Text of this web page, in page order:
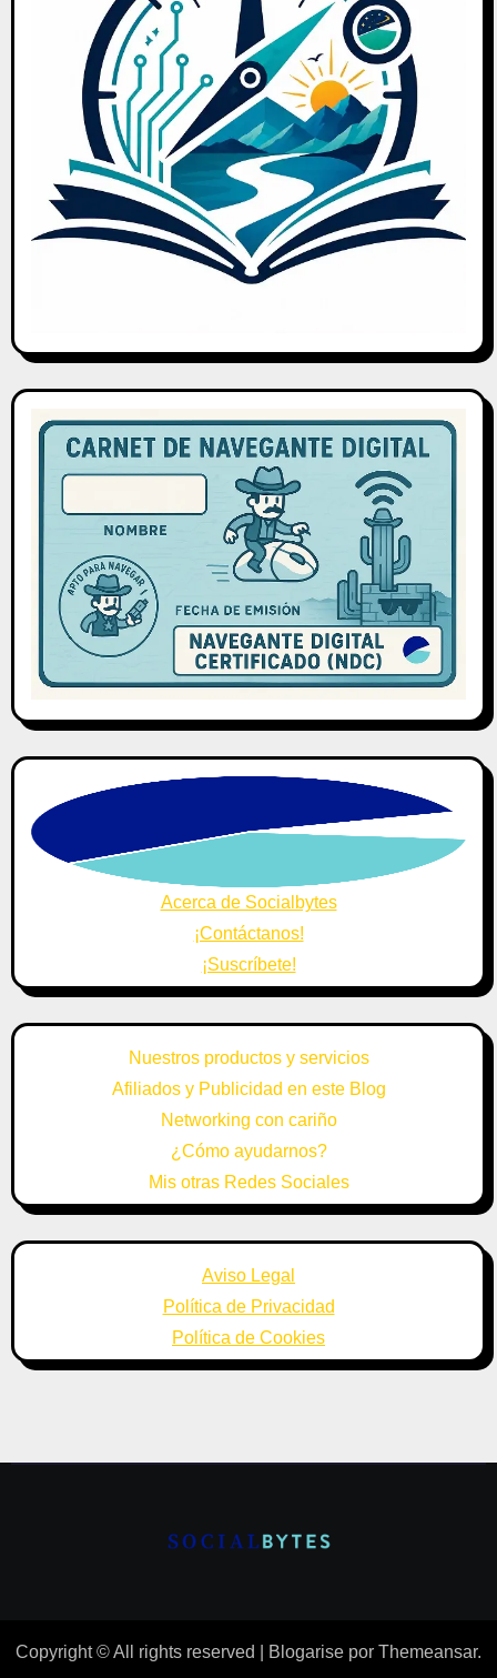
Acerca de Socialbytes
¡Contáctanos!
¡Suscríbete!
Nuestros productos y servicios
Afiliados y Publicidad en este Blog
Networking con cariño
¿Cómo ayudarnos?
Mis otras Redes Sociales
Aviso Legal
Política de Privacidad
Política de Cookies
Copyright © All rights reserved Blogarise por Themeansar.